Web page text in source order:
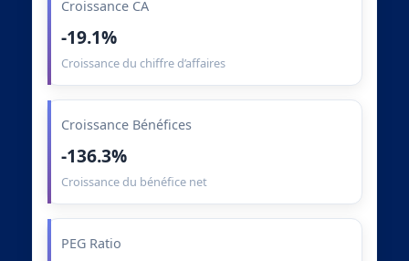
Croissance CA
-19.1%
Croissance du chiffre d’affaires
Croissance Bénéfices
-136.3%
Croissance du bénéfice net
PEG Ratio